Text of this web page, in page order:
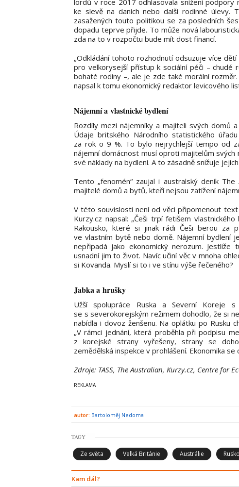
ke slevě na daních nebo další rodinné úlevy.
zasažených touto politikou se za posledních
dopadu teprve přijde. To může nová
zda na to v rozpočtu bude mít dost financí.
„Odkládání tohoto rozhodnutí odsuzuje více
pro velkorysejší přístup k sociální péči –
bohaté rodiny –, ale je zde také morální
napsal k tomu ekonomický redaktor levicového
Nájemní a vlastnické bydlení
Rozdíly mezi nájemníky a majiteli svých domů
Údaje britského Národního statistického
za rok o 9 %. To bylo nejrychlejší tempo od
nájemní domácnost musí oproti majitelům
své náklady na bydlení. A to zásadně snižuje
Tento „fenomén“ zaujal i australský deník
majitelé domů a bytů, kteří nejsou zatížení
V této souvislosti není od věci připomenout
Kurzy.cz napsal: „Češi trpí fetišem
Rakousko, které si jinak rádi Češi berou za
ve vlastním bytě nebo domě. Nájemní bydlení
nepřipadá jako ekonomický nerozum.
usnadní jim to život. Navíc učiní věc v mnoha
si Kovanda. Myslí si to i ve stínu výše řečeného?
Jabka a hrušky
Užší spolupráce Ruska a Severní Koreje
se s severokorejským režimem dohodlo, že si
nabídla i dovoz ženšenu. Na oplátku po Rusku
„V rámci jednání, která proběhla při podpisu
z korejské strany vyřešeny, strany se
zemědělská inspekce v prohlášení. Ekonomika se
Zdroje: TASS, The Australian, Kurzy.cz, Centre for
autor: Bartoloměj Nedoma
TAGY
Ze světa Velká Británie Austrálie Rusko
Kam dál?